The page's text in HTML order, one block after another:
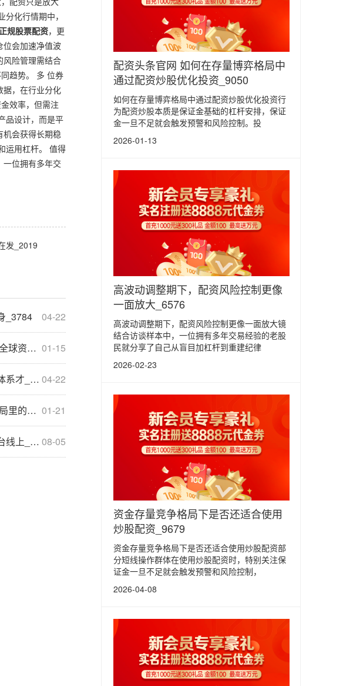
化行情期中，
规股票配资，更
位会加速净值波
风险管理需结合
趋势。 多 位券
据，在行业分化
效率，但需注
品设计，而是平
会获得长期稳
运用杠杆。 值得
位拥有多年交
发_2019
04-22
_3784
01-15
_3834
04-22
01-21
_6745
08-05
配资头条官网 如何在存量博弈格局中
通过配资炒股优化投资_9050
如何在存量博弈格局中通过配资炒股优化投资行
为配资炒股本质是保证金基础的杠杆安排，保证
金一旦不足就会触发预警和风险控制。投
2026-01-13
高波动调整期下，配资风险控制更像
一面放大_6576
高波动调整期下，配资风险控制更像一面放大镜
结合访谈样本中，一位拥有多年交易经验的老股
民就分享了自己从盲目加杠杆到重建纪律
2026-02-23
资金存量竞争格局下是否还适合使用
炒股配资_9679
资金存量竞争格局下是否还适合使用炒股配资部
分短线操作群体在使用炒股配资时，特别关注保
证金一旦不足就会触发预警和风险控制，
2026-04-08